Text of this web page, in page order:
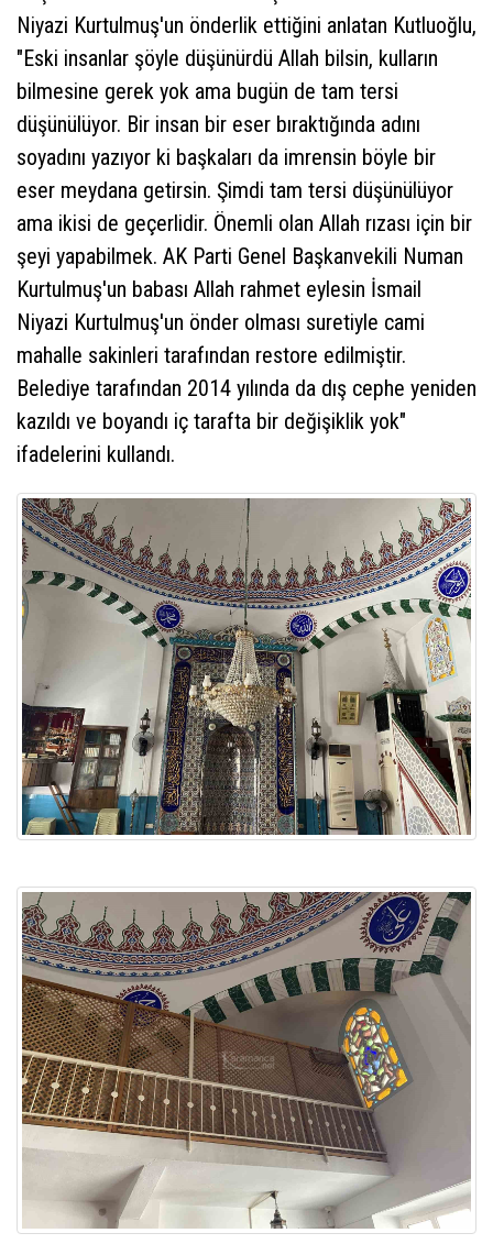
Niyazi Kurtulmuş'un önderlik ettiğini anlatan Kutluoğlu,
"Eski insanlar şöyle düşünürdü Allah bilsin, kulların
bilmesine gerek yok ama bugün de tam tersi
düşünülüyor. Bir insan bir eser bıraktığında adını
soyadını yazıyor ki başkaları da imrensin böyle bir
eser meydana getirsin. Şimdi tam tersi düşünülüyor
ama ikisi de geçerlidir. Önemli olan Allah rızası için bir
şeyi yapabilmek. AK Parti Genel Başkanvekili Numan
Kurtulmuş'un babası Allah rahmet eylesin İsmail
Niyazi Kurtulmuş'un önder olması suretiyle cami
mahalle sakinleri tarafından restore edilmiştir.
Belediye tarafından 2014 yılında da dış cephe yeniden
kazıldı ve boyandı iç tarafta bir değişiklik yok"
ifadelerini kullandı.